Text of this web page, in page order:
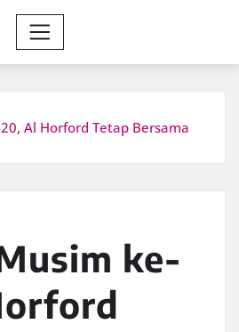
Al Horford Tetap Bersama
ke-